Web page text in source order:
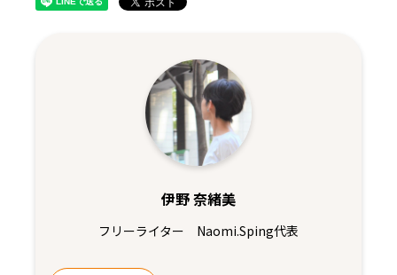
伊野 奈緒美
フリーライター Naomi.Sping代表